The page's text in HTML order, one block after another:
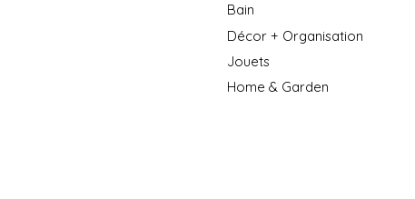
Bain
Décor + Organisation
Jouets
Home & Garden